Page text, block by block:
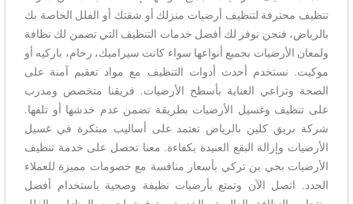
تنظيف محترفة لتنظيف أرضيات منزلك أو شقتك أو الفلل الخاصة بك
بالرياض، فنحن نوفر لك أفضل خدمات التنظيف التي تضمن لك نظافة
ولمعان الأرضيات بجميع أنواعها سواء كانت سيراميك، رخام، باركيه أو
موكيت. نستخدم أحدث أدوات التنظيف مع مواد تعقيم آمنة على
الصحة وتراعي العناية بأسطح الأرضيات. فريقنا متخصص ومدرب
على تنظيف وغسيل الأرضيات بطريقة تضمن عدم خدشها أو تلفها.
شركة بريق كلين بالرياض تعتمد على أساليب مبتكرة في غسيل
الأرضيات وإزالة البقع العنيدة بكفاءة. معنا تحصل على خدمة تنظيف
الأرضيات بحي بن تركي بأسعار منافسة مع خصومات مميزة للعملاء
الجدد. اتصل الآن وتمتع بأرضيات نظيفة وصحية باستخدام أفضل